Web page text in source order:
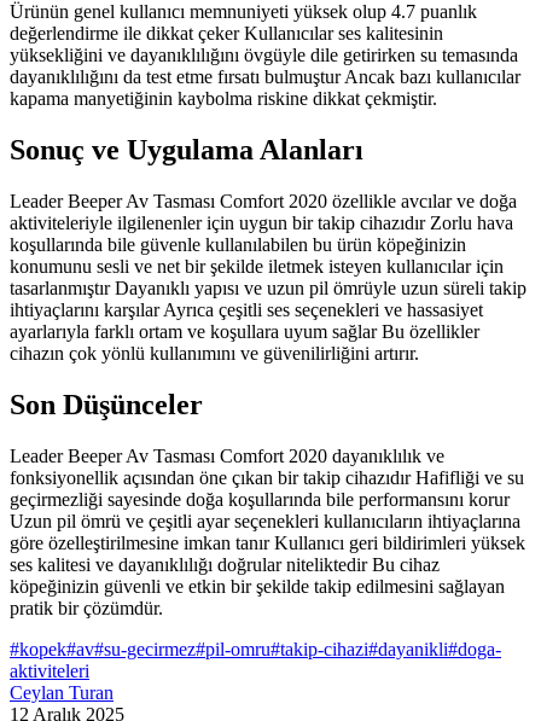
Ürünün genel kullanıcı memnuniyeti yüksek olup 4.7 puanlık
değerlendirme ile dikkat çeker Kullanıcılar ses kalitesinin
yüksekliğini ve dayanıklılığını övgüyle dile getirirken su temasında
dayanıklılığını da test etme fırsatı bulmuştur Ancak bazı kullanıcılar
kapama manyetiğinin kaybolma riskine dikkat çekmiştir.
Sonuç ve Uygulama Alanları
Leader Beeper Av Tasması Comfort 2020 özellikle avcılar ve doğa
aktiviteleriyle ilgilenenler için uygun bir takip cihazıdır Zorlu hava
koşullarında bile güvenle kullanılabilen bu ürün köpeğinizin
konumunu sesli ve net bir şekilde iletmek isteyen kullanıcılar için
tasarlanmıştır Dayanıklı yapısı ve uzun pil ömrüyle uzun süreli takip
ihtiyaçlarını karşılar Ayrıca çeşitli ses seçenekleri ve hassasiyet
ayarlarıyla farklı ortam ve koşullara uyum sağlar Bu özellikler
cihazın çok yönlü kullanımını ve güvenilirliğini artırır.
Son Düşünceler
Leader Beeper Av Tasması Comfort 2020 dayanıklılık ve
fonksiyonellik açısından öne çıkan bir takip cihazıdır Hafifliği ve su
geçirmezliği sayesinde doğa koşullarında bile performansını korur
Uzun pil ömrü ve çeşitli ayar seçenekleri kullanıcıların ihtiyaçlarına
göre özelleştirilmesine imkan tanır Kullanıcı geri bildirimleri yüksek
ses kalitesi ve dayanıklılığı doğrular niteliktedir Bu cihaz
köpeğinizin güvenli ve etkin bir şekilde takip edilmesini sağlayan
pratik bir çözümdür.
#kopek#av#su-gecirmez#pil-omru#takip-cihazi#dayanikli#doga-
aktiviteleri
Ceylan Turan
12 Aralık 2025